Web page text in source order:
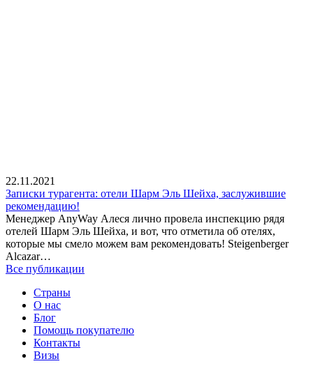
22.11.2021
Записки турагента: отели Шарм Эль Шейха, заслужившие
рекомендацию!
Менеджер AnyWay Алеся лично провела инспекцию рядя
отелей Шарм Эль Шейха, и вот, что отметила об отелях,
которые мы смело можем вам рекомендовать! Steigenberger
Alcazar…
Все публикации
Страны
О нас
Блог
Помощь покупателю
Контакты
Визы